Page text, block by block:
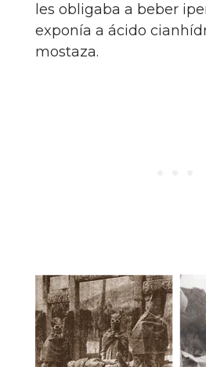
les obligaba a beber
exponía a ácido
mostaza.